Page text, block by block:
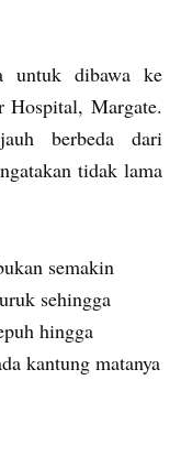
untuk dibawa ke
Hospital, Margate.
berbeda dari
tidak lama
semakin
sehingga
hingga
kantung matanya